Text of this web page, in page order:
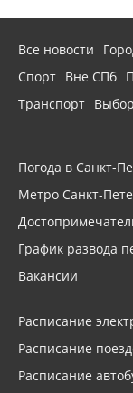
Все новости
Спорт Вне СПб
Транспорт
Погода в Санкт-
Метро Санкт-
График развода
Вакансии
Расписание
Расписание
Расписание